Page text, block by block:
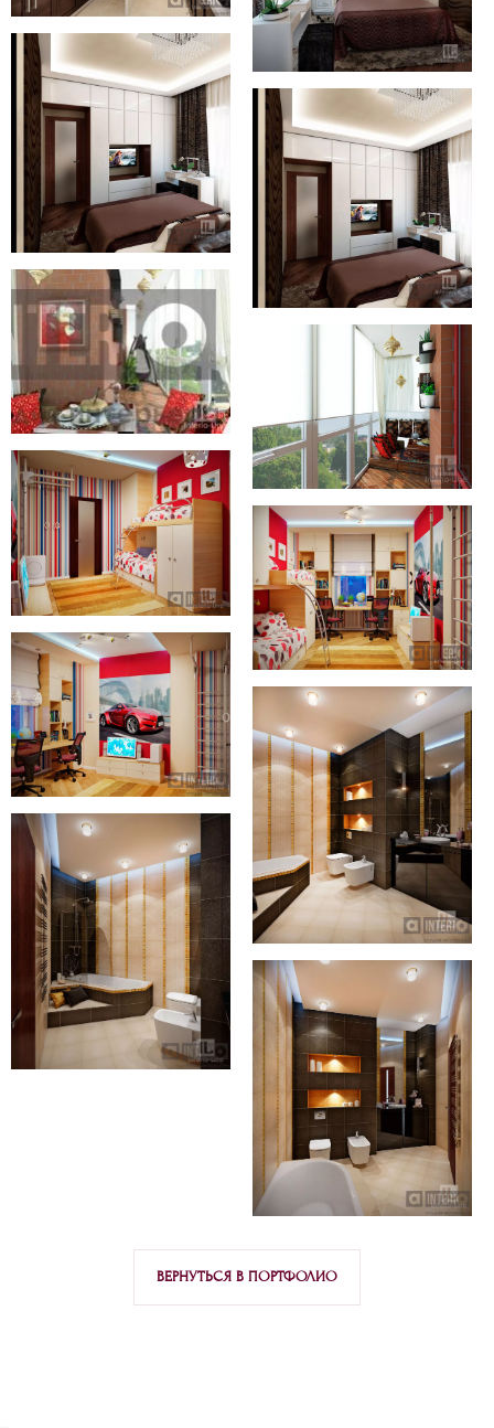
ВЕРНУТЬСЯ В ПОРТФОЛИО